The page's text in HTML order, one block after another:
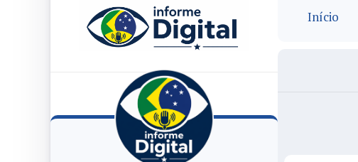
Início